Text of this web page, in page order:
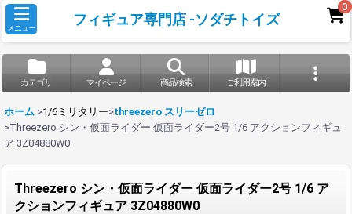
メニュー
フィギュア専門店 -ソダチトイズ
0
カテゴリ マイページ 商品検索 ご利用案内
ホーム >1/6ミリタリー>threezero スリーゼロ
>Threezero シン・仮面ライダー 仮面ライダー2号 1/6 アクションフィギュ
ア 3Z04880W0
Threezero シン・仮面ライダー 仮面ライダー2号 1/6 ア
クションフィギュア 3Z04880W0